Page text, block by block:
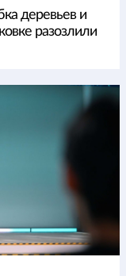
деревьев и
разозлили